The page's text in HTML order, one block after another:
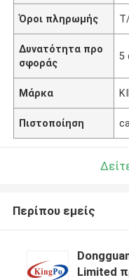
Όροι πληρωμής
Δυνατότητα προ
σφοράς
5
Μάρκα
Πιστοποίηση
Περίπου εμείς
Limited